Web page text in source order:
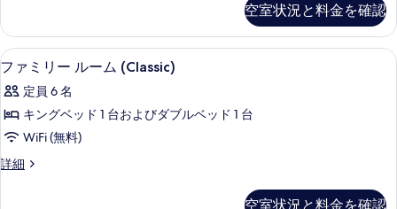
る
ル
ル
ー
ム
の
す
べ
ア
ダ
ブ
ル
ー
の
詳
細
空室状況と料金を確認
フ
ァ
ミ
リ
ー
ル
エジプト綿のシーツ、高級寝具、羽
5
ファミリー ルーム (Classic)
定員 6 名
キングベッド 1 台およびダブルベッド 1 台
WiFi (無料)
詳細
フ
空室状況と料金を確認